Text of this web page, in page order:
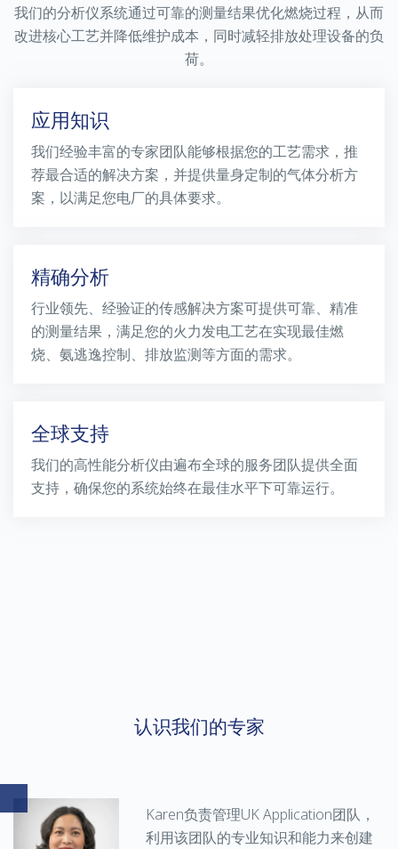
我们的分析仪系统通过可靠的测量结果优化燃烧过程，从而
改进核心工艺并降低维护成本，同时减轻排放处理设备的负
荷。
应用知识
我们经验丰富的专家团队能够根据您的工艺需求，推
荐最合适的解决方案，并提供量身定制的气体分析方
案，以满足您电厂的具体要求。
精确分析
行业领先、经验证的传感解决方案可提供可靠、精准
的测量结果，满足您的火力发电工艺在实现最佳燃
烧、氨逃逸控制、排放监测等方面的需求。
全球支持
我们的高性能分析仪由遍布全球的服务团队提供全面
支持，确保您的系统始终在最佳水平下可靠运行。
认识我们的专家
Karen负责管理UK Application团队，
利用该团队的专业知识和能力来创建